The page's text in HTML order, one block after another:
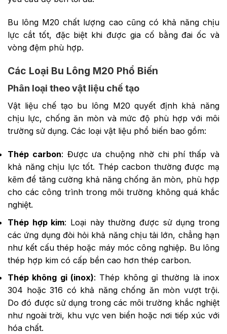
Bu lông M20 chất lượng cao cũng có khả năng chịu
lực cắt tốt, đặc biệt khi được gia cố bằng đai ốc và
vòng đệm phù hợp.
Các Loại Bu Lông M20 Phổ Biến
Phân loại theo vật liệu chế tạo
Vật liệu chế tạo bu lông M20 quyết định khả năng
chịu lực, chống ăn mòn và mức độ phù hợp với môi
trường sử dụng. Các loại vật liệu phổ biến bao gồm:
Thép carbon: Được ưa chuộng nhờ chi phí thấp và
khả năng chịu lực tốt. Thép cacbon thường được mạ
kẽm để tăng cường khả năng chống ăn mòn, phù hợp
cho các công trình trong môi trường không quá khắc
nghiệt.
Thép hợp kim: Loại này thường được sử dụng trong
các ứng dụng đòi hỏi khả năng chịu tải lớn, chẳng hạn
như kết cấu thép hoặc máy móc công nghiệp. Bu lông
thép hợp kim có cấp bền cao hơn thép carbon.
Thép không gỉ (inox): Thép không gỉ thường là inox
304 hoặc 316 có khả năng chống ăn mòn vượt trội.
Do đó được sử dụng trong các môi trường khắc nghiệt
như ngoài trời, khu vực ven biển hoặc nơi tiếp xúc với
hóa chất.